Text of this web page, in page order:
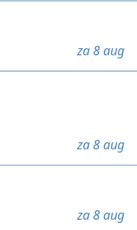
za 8 aug
za 8 aug
za 8 aug